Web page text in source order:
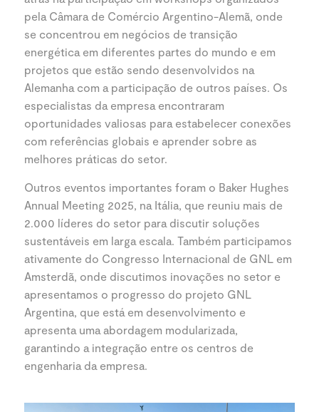
pela Câmara de Comércio Argentino-Alemã, onde
se concentrou em negócios de transição
energética em diferentes partes do mundo e em
projetos que estão sendo desenvolvidos na
Alemanha com a participação de outros países. Os
especialistas da empresa encontraram
oportunidades valiosas para estabelecer conexões
com referências globais e aprender sobre as
melhores práticas do setor.
Outros eventos importantes foram o Baker Hughes
Annual Meeting 2025, na Itália, que reuniu mais de
2.000 líderes do setor para discutir soluções
sustentáveis em larga escala. Também participamos
ativamente do Congresso Internacional de GNL em
Amsterdã, onde discutimos inovações no setor e
apresentamos o progresso do projeto GNL
Argentina, que está em desenvolvimento e
apresenta uma abordagem modularizada,
garantindo a integração entre os centros de
engenharia da empresa.